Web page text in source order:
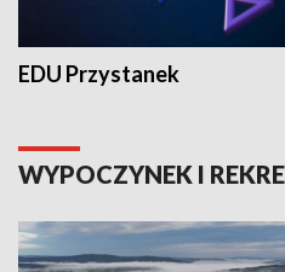
EDU Przystanek
WYPOCZYNEK I